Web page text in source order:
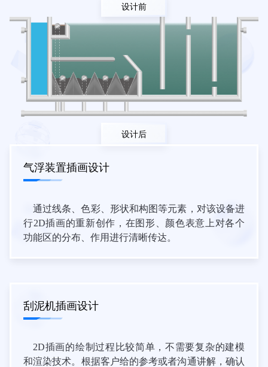
设计前
设计后
气浮装置插画设计
通过线条、色彩、形状和构图等元素，对该设备进
行2D插画的重新创作，在图形、颜色表意上对各个
功能区的分布、作用进行清晰传达。
刮泥机插画设计
2D插画的绘制过程比较简单，不需要复杂的建模
和渲染技术。根据客户给的参考或者沟通讲解，确认